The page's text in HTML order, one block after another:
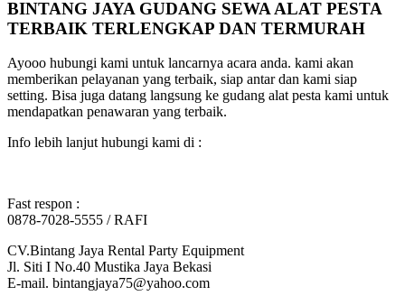
BINTANG JAYA GUDANG SEWA ALAT PESTA
TERBAIK TERLENGKAP DAN TERMURAH
Ayooo hubungi kami untuk lancarnya acara anda. kami akan
memberikan pelayanan yang terbaik, siap antar dan kami siap
setting. Bisa juga datang langsung ke gudang alat pesta kami untuk
mendapatkan penawaran yang terbaik.
Info lebih lanjut hubungi kami di :
Fast respon :
0878-7028-5555 / RAFI
CV.Bintang Jaya Rental Party Equipment
Jl. Siti I No.40 Mustika Jaya Bekasi
E-mail. bintangjaya75@yahoo.com